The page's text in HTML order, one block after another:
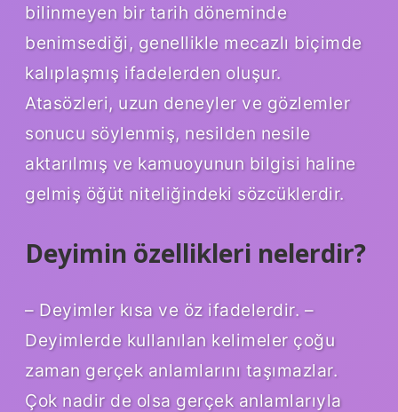
bilinmeyen bir tarih döneminde
benimsediği, genellikle mecazlı biçimde
kalıplaşmış ifadelerden oluşur.
Atasözleri, uzun deneyler ve gözlemler
sonucu söylenmiş, nesilden nesile
aktarılmış ve kamuoyunun bilgisi haline
gelmiş öğüt niteliğindeki sözcüklerdir.
Deyimin özellikleri nelerdir?
– Deyimler kısa ve öz ifadelerdir. –
Deyimlerde kullanılan kelimeler çoğu
zaman gerçek anlamlarını taşımazlar.
Çok nadir de olsa gerçek anlamlarıyla